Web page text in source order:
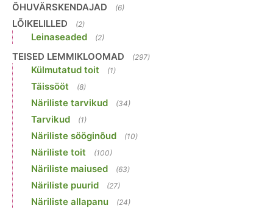
ÕHUVÄRSKENDAJAD (6)
LÕIKELILLED (2)
Leinaseaded (2)
TEISED LEMMIKLOOMAD (297)
Külmutatud toit (1)
Täissööt (8)
Näriliste tarvikud (34)
Tarvikud (1)
Näriliste sööginõud (10)
Näriliste toit (100)
Näriliste maiused (63)
Näriliste puurid (27)
Näriliste allapanu (24)